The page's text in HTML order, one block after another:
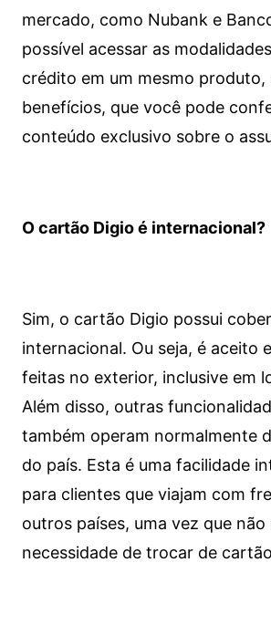
mercado, como Nubank e
possível acessar as
crédito em um mesmo produto,
benefícios, que você pode
conteúdo exclusivo sobre o
O cartão Digio é internacional?
Sim, o cartão Digio possui
internacional. Ou seja, é aceito
feitas no exterior, inclusive em
Além disso, outras
também operam normalmente
do país. Esta é uma facilidade
para clientes que viajam com
outros países, uma vez que não
necessidade de trocar de